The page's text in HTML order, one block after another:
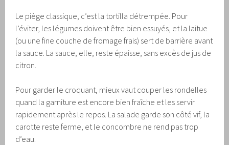
Le piège classique, c’est la tortilla détrempée. Pour
l’éviter, les légumes doivent être bien essuyés, et la laitue
(ou une fine couche de fromage frais) sert de barrière avant
la sauce. La sauce, elle, reste épaisse, sans excès de jus de
citron.
Pour garder le croquant, mieux vaut couper les rondelles
quand la garniture est encore bien fraîche et les servir
rapidement après le repos. La salade garde son côté vif, la
carotte reste ferme, et le concombre ne rend pas trop
d’eau.